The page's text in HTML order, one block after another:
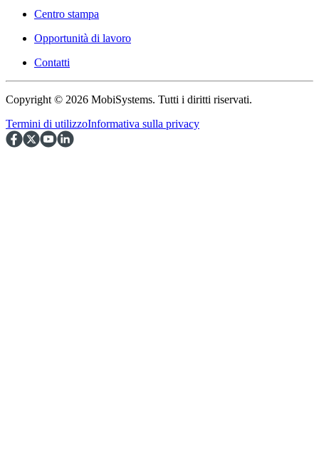
Centro stampa
Opportunità di lavoro
Contatti
Copyright © 2026 MobiSystems. Tutti i diritti riservati.
Termini di utilizzoInformativa sulla privacy